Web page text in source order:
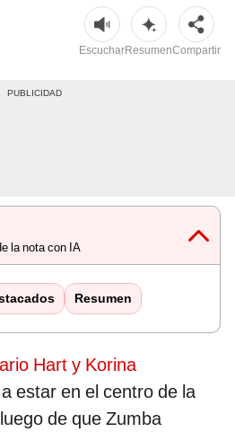
EscucharResumenCompartir
la nota con IA
Resumen
Hart y Korina
estar en el centro de la
de que Zumba